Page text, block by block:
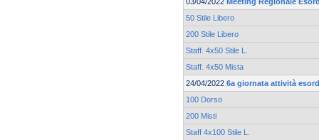
50 Stile Libero
200 Stile Libero
Staff. 4x50 Stile L.
Staff. 4x50 Mista
24/04/2022 6a giornata attività
100 Dorso
200 Misti
Staff 4x100 Stile L.